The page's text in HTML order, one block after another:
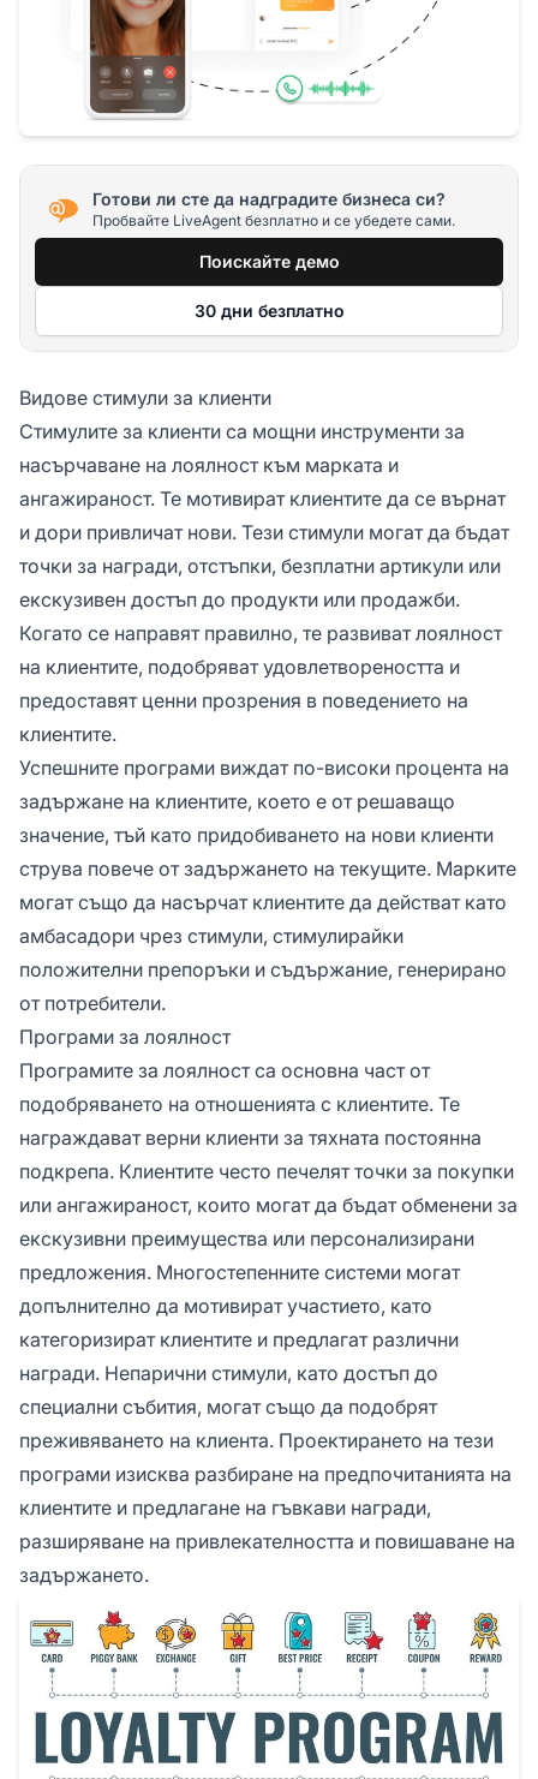
Готови ли сте да надградите бизнеса си?
Пробвайте LiveAgent безплатно и се убедете сами.
Поискайте демо
30 дни безплатно
Видове стимули за клиенти
Стимулите за клиенти са мощни инструменти за
насърчаване на лоялност към марката и
ангажираност. Те мотивират клиентите да се върнат
и дори привличат нови. Тези стимули могат да бъдат
точки за награди, отстъпки, безплатни артикули или
екскузивен достъп до продукти или продажби.
Когато се направят правилно, те развиват лоялност
на клиентите, подобряват удовлетвореността и
предоставят ценни прозрения в поведението на
клиентите.
Успешните програми виждат по-високи процента на
задържане на клиентите, което е от решаващо
значение, тъй като придобиването на нови клиенти
струва повече от задържането на текущите. Марките
могат също да насърчат клиентите да действат като
амбасадори чрез стимули, стимулирайки
положителни препоръки и съдържание, генерирано
от потребители.
Програми за лоялност
Програмите за лоялност са основна част от
подобряването на отношенията с клиентите. Те
награждават верни клиенти за тяхната постоянна
подкрепа. Клиентите често печелят точки за покупки
или ангажираност, които могат да бъдат обменени за
екскузивни преимущества или персонализирани
предложения. Многостепенните системи могат
допълнително да мотивират участието, като
категоризират клиентите и предлагат различни
награди. Непарични стимули, като достъп до
специални събития, могат също да подобрят
преживяването на клиента. Проектирането на тези
програми изисква разбиране на предпочитанията на
клиентите и предлагане на гъвкави награди,
разширяване на привлекателността и повишаване на
задържането.